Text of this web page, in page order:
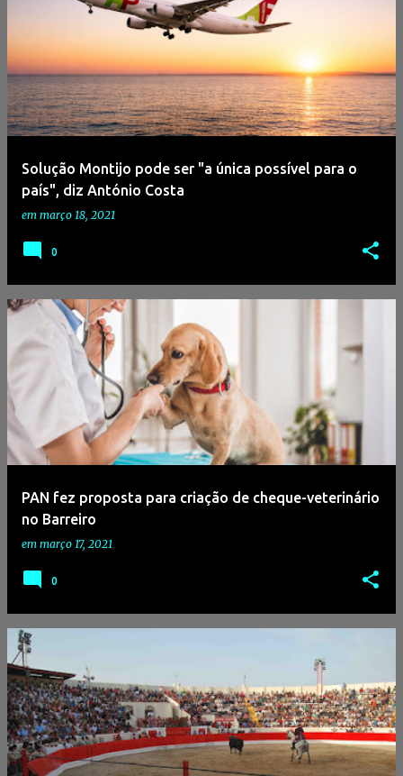
Solução Montijo pode ser "a única possível para o
país", diz António Costa
em março 18, 2021
0
PAN fez proposta para criação de cheque-veterinário
no Barreiro
em março 17, 2021
0